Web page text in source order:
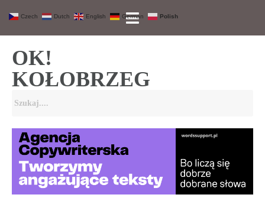
OK!
KOŁOBRZEG
Czech Dutch English German Polish